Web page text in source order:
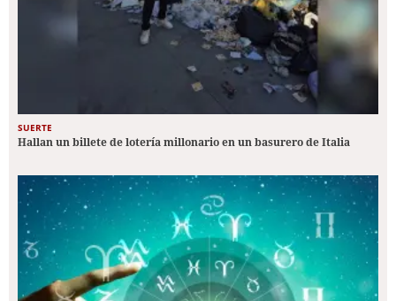
SUERTE
Hallan un billete de lotería millonario en un basurero de Italia